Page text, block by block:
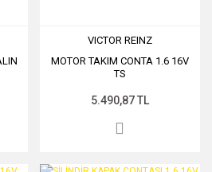
VICTOR REINZ
MOTOR TAKIM CONTA 1.6 16V
TS
5.490,87 TL